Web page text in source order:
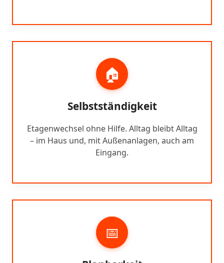
🏠
Selbstständigkeit
Etagenwechsel ohne Hilfe. Alltag bleibt Alltag
– im Haus und, mit Außenanlagen, auch am
Eingang.
📅